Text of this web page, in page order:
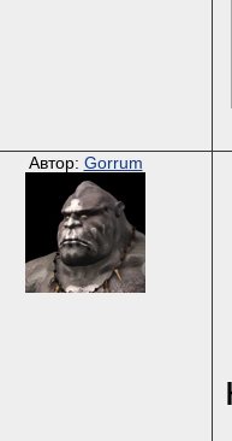
Автор: Gorrum